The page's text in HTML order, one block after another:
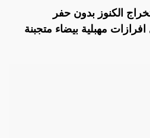
الكنوز بدون حفر
مهبلية بيضاء متجبنة